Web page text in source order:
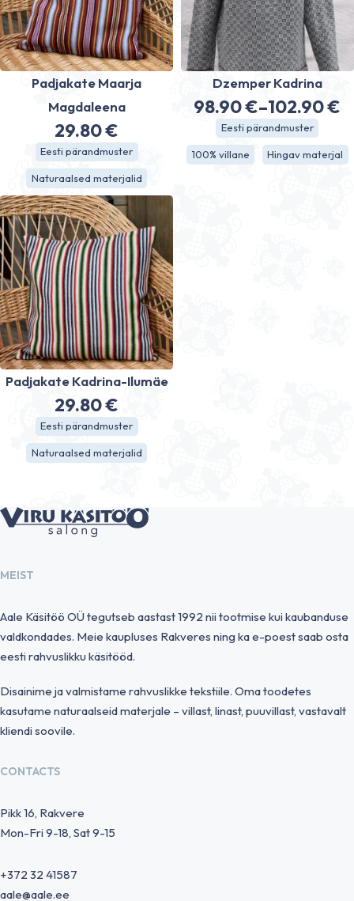
Padjakate Maarja
Magdaleena
29.80€
Eesti pärandmuster
Naturaalsed materjalid
Dzemper Kadrina
98.90€–102.90€
Price
range:
98.90 €
Eesti pärandmuster
100% villane Hingav materjal
Padjakate Kadrina-Ilumäe
29.80€
Eesti pärandmuster
Naturaalsed materjalid
MEIST
Aale Käsitöö OÜ tegutseb aastast 1992 nii tootmise kui kaubanduse
valdkondades. Meie kaupluses Rakveres ning ka e-poest saab osta
eesti rahvuslikku käsitööd.
Disainime ja valmistame rahvuslikke tekstiile. Oma toodetes
kasutame naturaalseid materjale – villast, linast, puuvillast, vastavalt
kliendi soovile.
CONTACTS
Pikk 16, Rakvere
Mon-Fri 9-18, Sat 9-15
+372 32 41587
aale@aale.ee